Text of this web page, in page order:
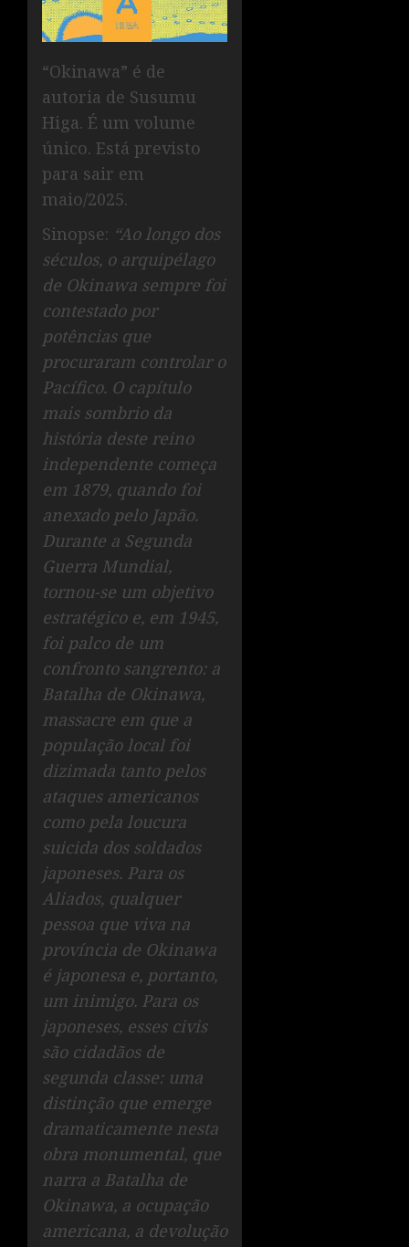
“Okinawa” é de
autoria de Susumu
Higa. É um volume
único. Está previsto
para sair em
maio/2025.
Sinopse: “Ao longo dos
séculos, o arquipélago
de Okinawa sempre foi
contestado por
potências que
procuraram controlar o
Pacífico. O capítulo
mais sombrio da
história deste reino
independente começa
em 1879, quando foi
anexado pelo Japão.
Durante a Segunda
Guerra Mundial,
tornou-se um objetivo
estratégico e, em 1945,
foi palco de um
confronto sangrento: a
Batalha de Okinawa,
massacre em que a
população local foi
dizimada tanto pelos
ataques americanos
como pela loucura
suicida dos soldados
japoneses. Para os
Aliados, qualquer
pessoa que viva na
província de Okinawa
é japonesa e, portanto,
um inimigo. Para os
japoneses, esses civis
são cidadãos de
segunda classe: uma
distinção que emerge
dramaticamente nesta
obra monumental, que
narra a Batalha de
Okinawa, a ocupação
americana, a devolução